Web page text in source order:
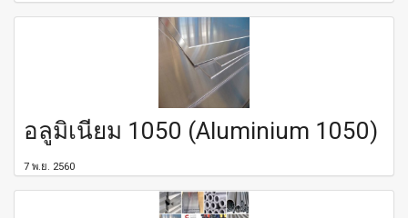
อลูมิเนียม 1050 (Aluminium 1050)
7 พ.ย. 2560